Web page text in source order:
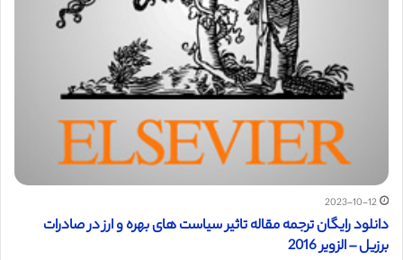
2023-10-12
دانلود رایگان ترجمه مقاله تاثیر سیاست های بهره و ارز در صادرات
برزیل – الزویر 2016